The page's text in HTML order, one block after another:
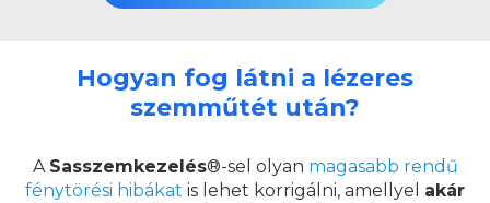
Hogyan fog látni a lézeres
szemműtét után?
A Sasszemkezelés®-sel olyan magasabb rendű
fénytörési hibákat is lehet korrigálni, amellyel akár